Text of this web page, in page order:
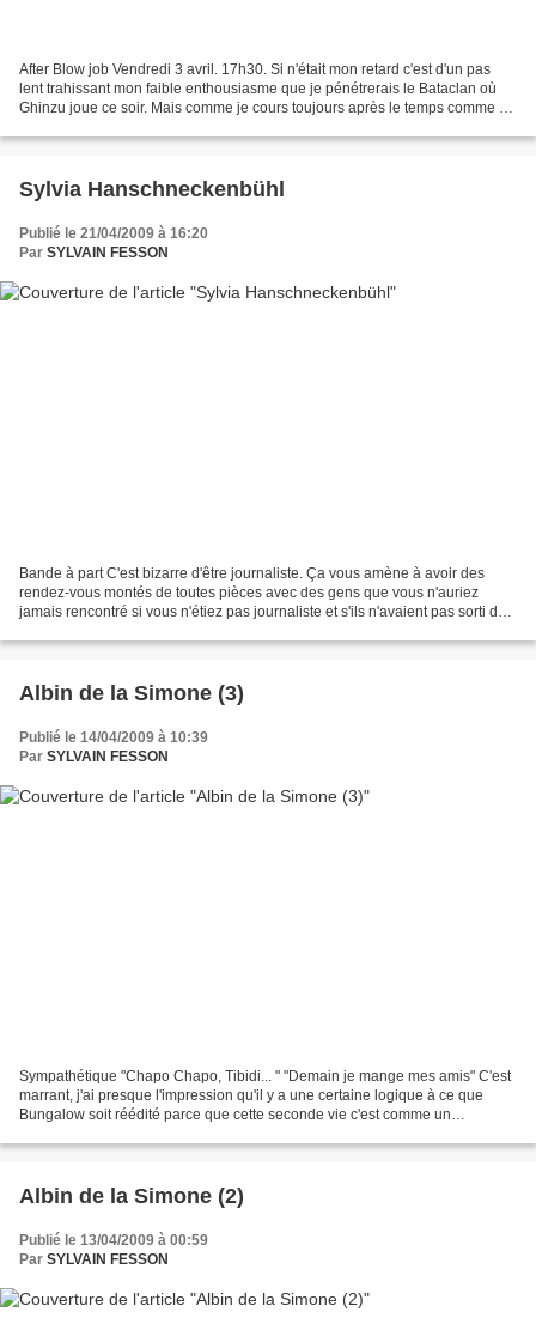
After Blow job Vendredi 3 avril. 17h30. Si n'était mon retard c'est d'un pas
lent trahissant mon faible enthousiasme que je pénétrerais le Bataclan où
Ghinzu joue ce soir. Mais comme je cours toujours après le temps comme un
Sylvia Hanschneckenbühl
Publié le 21/04/2009 à 16:20
Par SYLVAIN FESSON
Bande à part C'est bizarre d'être journaliste. Ça vous amène à avoir des
rendez-vous montés de toutes pièces avec des gens que vous n'auriez
jamais rencontré si vous n'étiez pas journaliste et s'ils n'avaient pas sorti de
Albin de la Simone (3)
Publié le 14/04/2009 à 10:39
Par SYLVAIN FESSON
Sympathétique "Chapo Chapo, Tibidi... " "Demain je mange mes amis" C'est
marrant, j'ai presque l'impression qu'il y a une certaine logique à ce que
Bungalow soit réédité parce que cette seconde vie c'est comme un
Albin de la Simone (2)
Publié le 13/04/2009 à 00:59
Par SYLVAIN FESSON